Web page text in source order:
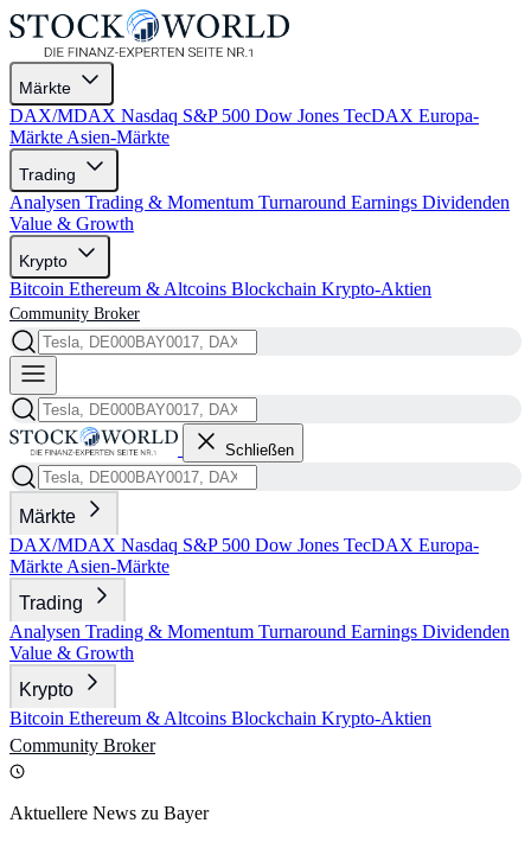
Märkte
DAX/MDAX Nasdaq S&P 500 Dow Jones TecDAX Europa-
Märkte Asien-Märkte
Trading
Analysen Trading & Momentum Turnaround Earnings Dividenden
Value & Growth
Krypto
Bitcoin Ethereum & Altcoins Blockchain Krypto-Aktien
Community Broker
Schließen
Märkte
DAX/MDAX Nasdaq S&P 500 Dow Jones TecDAX Europa-
Märkte Asien-Märkte
Trading
Analysen Trading & Momentum Turnaround Earnings Dividenden
Value & Growth
Krypto
Bitcoin Ethereum & Altcoins Blockchain Krypto-Aktien
Community Broker
Aktuellere News zu Bayer